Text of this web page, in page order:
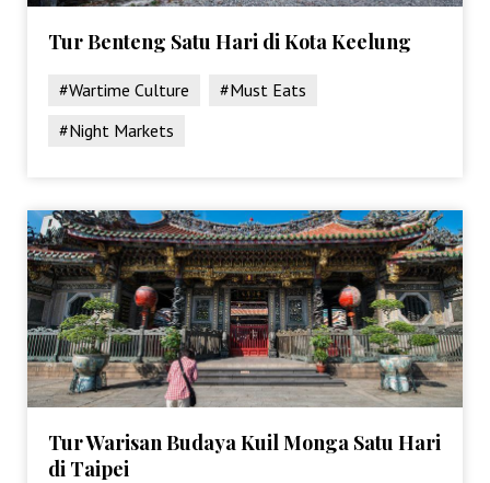
Tur Benteng Satu Hari di Kota Keelung
#Wartime Culture
#Must Eats
#Night Markets
Tur Warisan Budaya Kuil Monga Satu Hari
di Taipei